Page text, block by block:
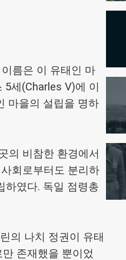
름은 이 유태인 마
세(Charles V)에 이
마을의 설립을 명하
의 비참한 환경에서
회로부터도 분리하
하였다. 독일 점령총
의 나치 정권이 유태
존재했을 뿐이었